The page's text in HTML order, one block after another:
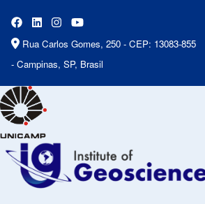
Rua Carlos Gomes, 250 - CEP: 13083-855
- Campinas, SP, Brasil